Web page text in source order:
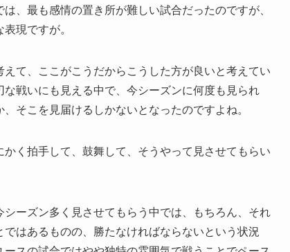
、最も感情の置き所が難しい試合だったのですが、
現ですが。
て、ここがこうだからこうした方が良いと考えてい
戦いにも見える中で、今シーズンに何度も見られ
そこを見届けるしかないとなったのですよね。
く拍手して、鼓舞して、そうやって見させてもらい
ーズン多く見させてもらう中では、もちろん、それ
はあるものの、勝たなければならないという状況